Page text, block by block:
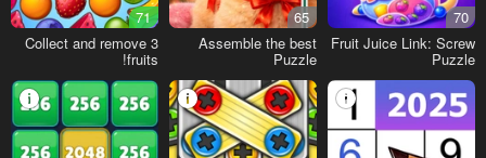
70
Fruit Juice Link: Screw
Puzzle
65
Assemble the best
Puzzle
71
Collect and remove 3
fruits!